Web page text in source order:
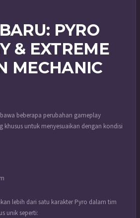
PYRO
& EXTREME
MECHANIC
beberapa perubahan gameplay
khusus untuk menyesuaikan dengan kondisi
lebih dari satu karakter Pyro dalam tim
unik seperti: